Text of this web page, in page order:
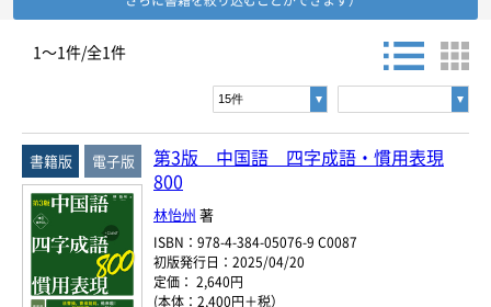
韓国・朝鮮語
中国語
アジア諸語
書名・著者名などの各複数条件で検索できます。
情報を入力、選択後検索ボタンを押してください。
キーワード
書 名
著者名
言 語
1～1件/全1件
第3版 中国語 四字成語・慣用表現
800
林怡州 著
ISBN：978-4-384-05076-9 C0087
初版発行日：2025/04/20
定価： 2,640円
(本体：2,400円＋税）
書籍版 電子版